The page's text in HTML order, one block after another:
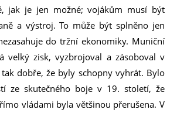
jak je jen možné; vojákům musí být
a výstroj. To může být splněno jen
do tržní ekonomiky. Muniční
velký zisk, vyzbrojoval a zásoboval v
dobře, že byly schopny vyhrát. Bylo
ze skutečného boje v 19. století, že
vládami byla většinou přerušena. V